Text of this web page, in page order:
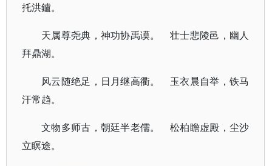
托洪鑪。
天属尊尧典，神功协禹谟。 壮士悲陵邑，幽人
拜鼎湖。
风云随绝足，日月继高衢。 玉衣晨自举，铁马
汗常趋。
文物多师古，朝廷半老儒。 松柏瞻虚殿，尘沙
立瞑途。